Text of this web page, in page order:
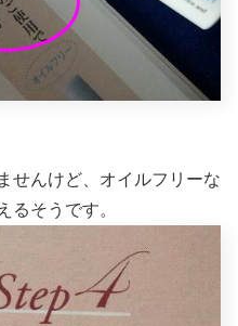
せんけど、オイルフリーな
るそうです。